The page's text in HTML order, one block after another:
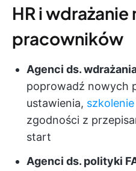
HR i
pracowników
Agenci ds.
poprowadź nowych
ustawienia, szkolenie
zgodności z
start
Agenci ds. polityki